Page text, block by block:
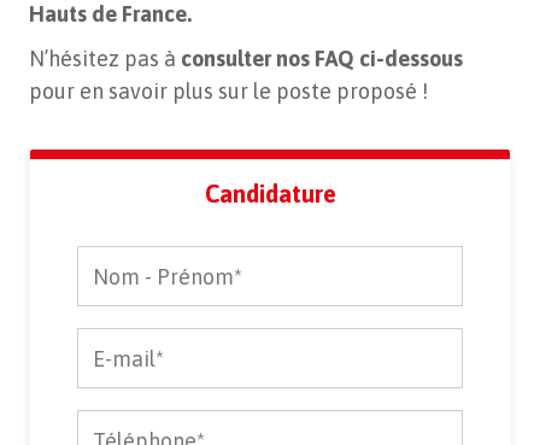
Candidature
Hauts de France.
N’hésitez pas à consulter nos FAQ ci-dessous
pour en savoir plus sur le poste proposé !